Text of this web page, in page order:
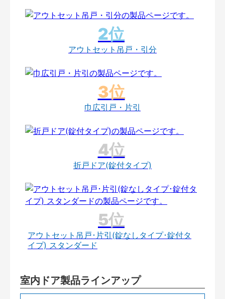
アウトセット吊戸・引分
巾広引戸・片引
折戸ドア(錠付タイプ)
アウトセット吊戸･片引(錠なしタイプ･錠付タ
イプ) スタンダード
室内ドア製品ラインアップ